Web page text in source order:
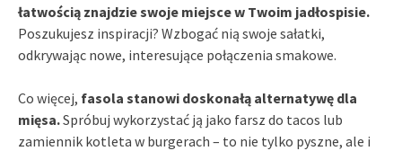
łatwością znajdzie swoje miejsce w Twoim jadłospisie.
Poszukujesz inspiracji? Wzbogać nią swoje sałatki,
odkrywając nowe, interesujące połączenia smakowe.
Co więcej, fasola stanowi doskonałą alternatywę dla
mięsa.Spróbuj wykorzystać ją jako farsz do tacos lub
zamiennik kotleta w burgerach – to nie tylko pyszne, ale i